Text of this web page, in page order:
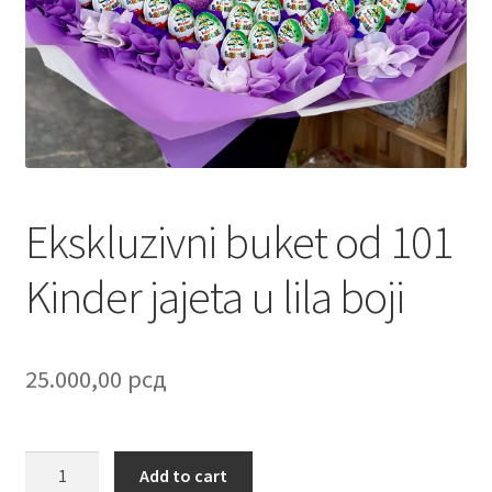
Contact
Corporate gifts
Craft
Cveće
Delivery
Destilati
Forgot password
Ekskluzivni buket od 101
Kinder jajeta u lila boji
25.000,00 рсд
Add to cart